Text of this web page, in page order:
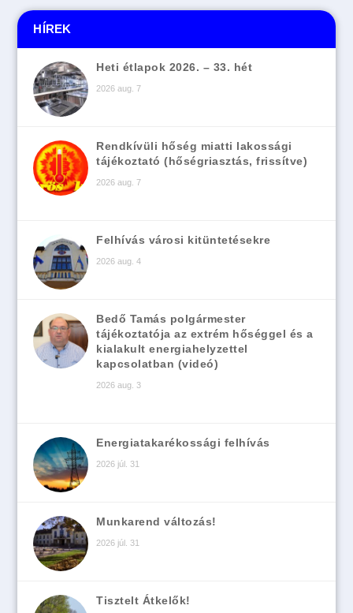
HÍREK
Heti étlapok 2026. – 33. hét
2026 aug. 7
Rendkívüli hőség miatti lakossági
tájékoztató (hőségriasztás, frissítve)
2026 aug. 7
Felhívás városi kitüntetésekre
2026 aug. 4
Bedő Tamás polgármester
tájékoztatója az extrém hőséggel és a
kialakult energiahelyzettel
kapcsolatban (videó)
2026 aug. 3
Energiatakarékossági felhívás
2026 júl. 31
Munkarend változás!
2026 júl. 31
Tisztelt Átkelők!